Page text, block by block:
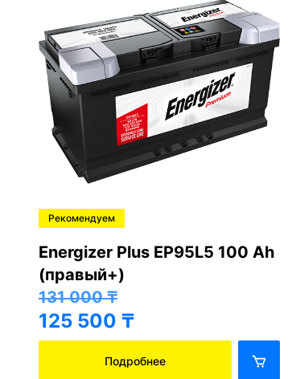
Рекомендуем
Energizer Plus EP95L5 100 Ah
(правый+)
131 000₸
125 500 ₸
Подробнее